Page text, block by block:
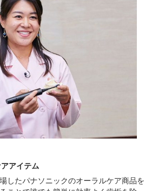
アイテム
したパナソニックのオーラルケア商品